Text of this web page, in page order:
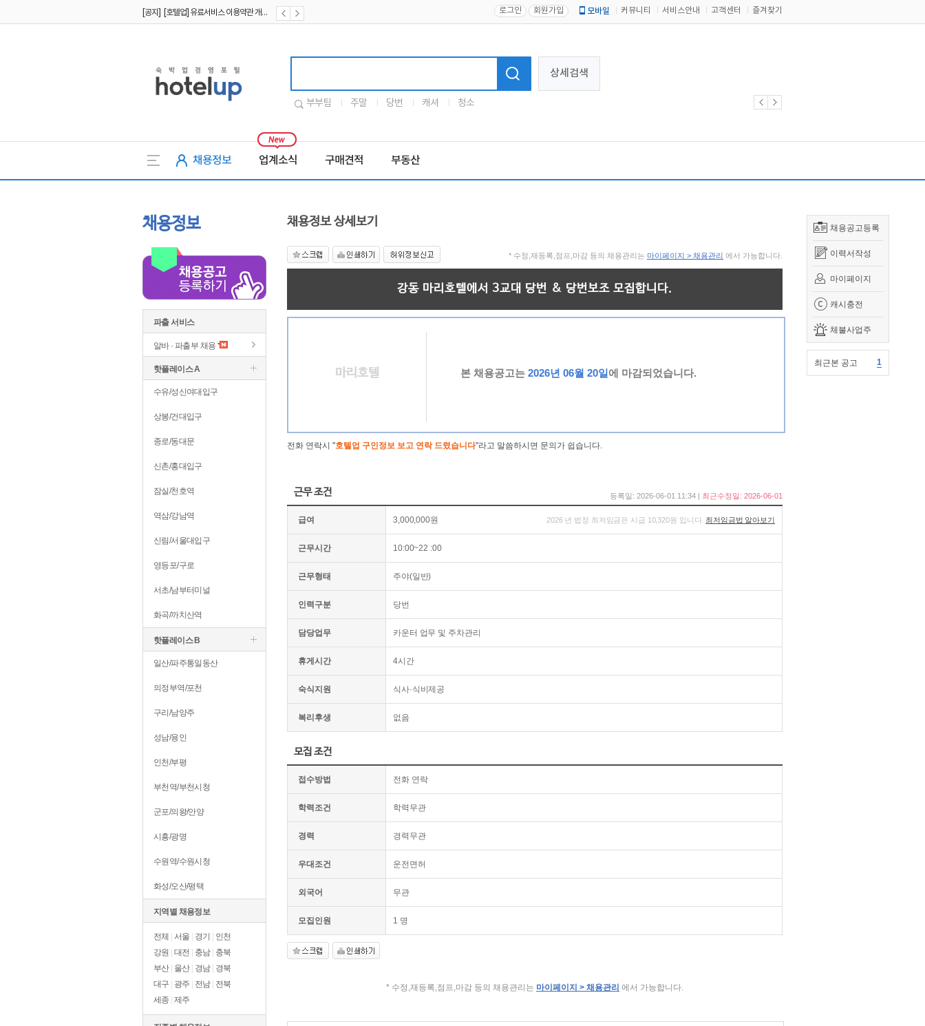
[공지] [호텔업] 유료서비스 이용약관 개정본2 (19.09.02) 로그인 회원가입 모바일 커뮤니티 서비스안내 고객센터 즐겨찾기
상세검색
부부팀 주말 당번 캐셔 청소
채용정보 업계소식 구매견적 부동산
채용공고등록
이력서작성
마이페이지
캐시충전
체불사업주
최근본 공고 1
채용정보
파출 서비스
알바 · 파출부 채용
핫플레이스 A
수유/성신여대입구
상봉/건대입구
종로/동대문
신촌/홍대입구
잠실/천호역
역삼/강남역
신림/서울대입구
영등포/구로
서초/남부터미널
화곡/까치산역
핫플레이스 B
일산/파주통일동산
의정부역/포천
구리/남양주
성남/용인
인천/부평
부천역/부천시청
군포/의왕/안양
시흥/광명
수원역/수원시청
화성/오산/평택
지역별 채용정보
전체 서울 경기
인천
강원
대전 충남 충북
부산 울산 경남 경북
대구
광주 전남 전북
세종 제주
채용정보 상세보기
* 수정,재등록,점프,마감 등의 채용관리는 마이페이지 > 채용관리 에서 가능합니다.
강동 마리호텔에서 3교대 당번 & 당번보조 모집합니다.
마리호텔 본 채용공고는 2026년 06월 20일에 마감되었습니다.
전화 연락시 "호텔업 구인정보 보고 연락 드렸습니다"라고 말씀하시면 문의가 쉽습니다.
근무 조건 등록일: 2026-06-01 11:34 | 최근수정일: 2026-06-01
급여 3,000,000원 2026 년 법정 최저임금은 시급 10,320원 입니다. 최저임금법 알아보기
근무시간 10:00~22 :00
근무형태 주야(일반)
인력구분 당번
담당업무 카운터 업무 및 주차관리
휴게시간 4시간
숙식지원 식사·식비제공
복리후생 없음
모집 조건
접수방법 전화 연락
학력조건 학력무관
경력 경력무관
우대조건 운전면허
외국어 무관
모집인원 1 명
* 수정,재등록,점프,마감 등의 채용관리는 마이페이지 > 채용관리 에서 가능합니다.